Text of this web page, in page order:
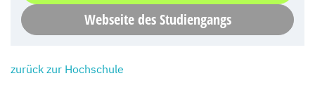
Webseite des Studiengangs
zurück zur Hochschule